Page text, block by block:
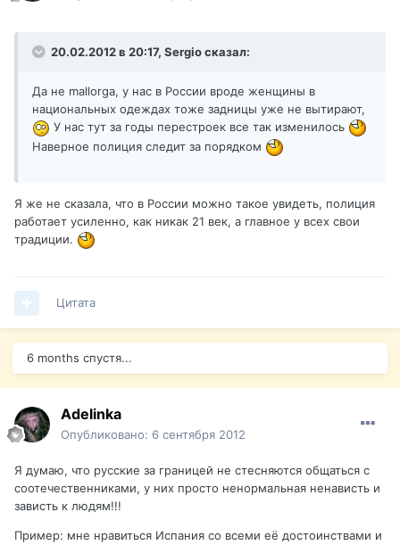
20.02.2012 в 20:17, Sergio сказал:
Да не mallorga, у нас в России вроде женщины в
национальных одеждах тоже задницы уже не вытирают,
У нас тут за годы перестроек все так изменилось
Наверное полиция следит за порядком
Я же не сказала, что в России можно такое увидеть, полиция
работает усиленно, как никак 21 век, а главное у всех свои
традиции.
Цитата
6 months спустя...
Adelinka
Опубликовано: 6 сентября 2012
Я думаю, что русские за границей не стесняются общаться с
соотечественниками, у них просто ненормальная ненависть и
зависть к людям!!!
Пример: мне нравиться Испания со всеми её достоинствами и